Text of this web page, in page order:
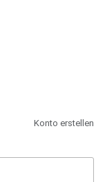
Konto erstellen